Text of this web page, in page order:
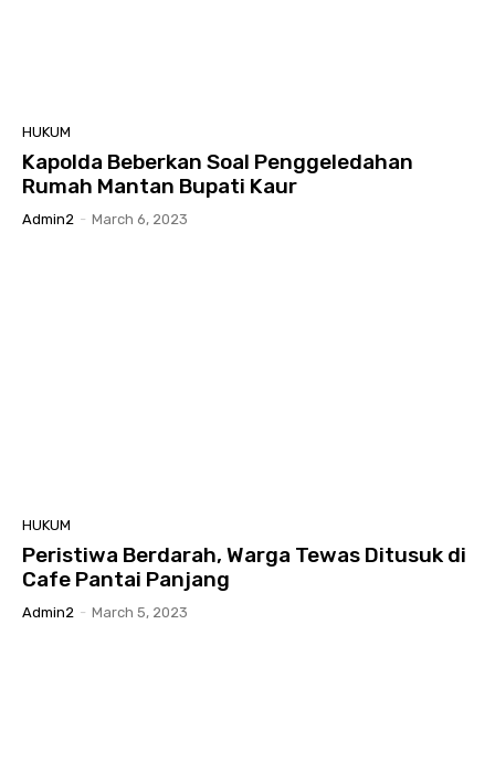
HUKUM
Kapolda Beberkan Soal Penggeledahan
Rumah Mantan Bupati Kaur
Admin2 - March 6, 2023
HUKUM
Peristiwa Berdarah, Warga Tewas Ditusuk di
Cafe Pantai Panjang
Admin2 - March 5, 2023